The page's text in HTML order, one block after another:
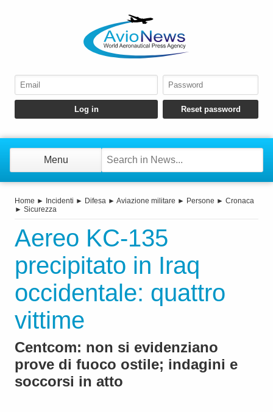
Menu
Home ► Incidenti ► Difesa ► Aviazione militare ► Persone ► Cronaca
► Sicurezza
Aereo KC-135
precipitato in Iraq
occidentale: quattro
vittime
Centcom: non si evidenziano
prove di fuoco ostile; indagini e
soccorsi in atto